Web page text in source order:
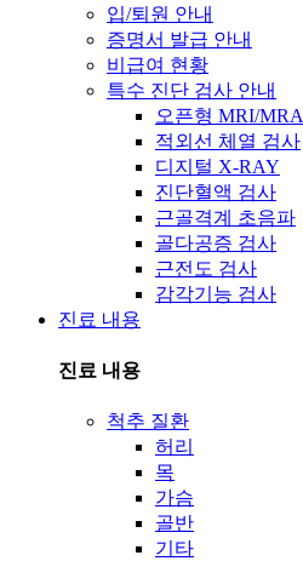
입/퇴원 안내
증명서 발급 안내
비급여 현황
특수 진단 검사 안내
오픈형 MRI/MRA
적외선 체열 검사
디지털 X-RAY
진단혈액 검사
근골격계 초음파
골다공증 검사
근전도 검사
감각기능 검사
진료 내용
진료 내용
척추 질환
허리
목
가슴
골반
기타